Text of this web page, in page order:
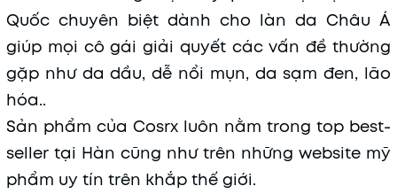
Quốc chuyên biệt dành cho làn da Châu Á
giúp mọi cô gái giải quyết các vấn đề thường
gặp như da dầu, dễ nổi mụn, da sạm đen, lão
hóa..
Sản phẩm của Cosrx luôn nằm trong top best-
seller tại Hàn cũng như trên những website mỹ
phẩm uy tín trên khắp thế giới.